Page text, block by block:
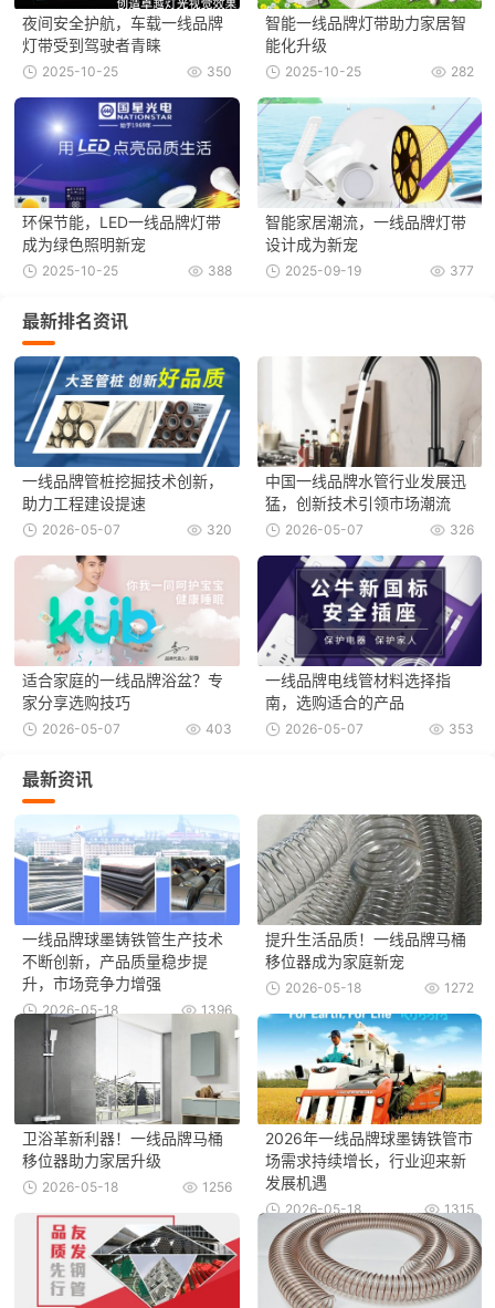
夜间安全护航，车载一线品牌
灯带受到驾驶者青睐
350
2025-10-25
智能一线品牌灯带助力家居智
能化升级
282
2025-10-25
环保节能，LED一线品牌灯带
成为绿色照明新宠
388
2025-10-25
智能家居潮流，一线品牌灯带
设计成为新宠
377
2025-09-19
最新排名资讯
一线品牌管桩挖掘技术创新，
助力工程建设提速
320
2026-05-07
中国一线品牌水管行业发展迅
猛，创新技术引领市场潮流
326
2026-05-07
适合家庭的一线品牌浴盆？专
家分享选购技巧
403
2026-05-07
一线品牌电线管材料选择指
南，选购适合的产品
353
2026-05-07
最新资讯
一线品牌球墨铸铁管生产技术
不断创新，产品质量稳步提
升，市场竞争力增强
1396
2026-05-18
提升生活品质！一线品牌马桶
移位器成为家庭新宠
1272
2026-05-18
卫浴革新利器！一线品牌马桶
移位器助力家居升级
1256
2026-05-18
2026年一线品牌球墨铸铁管市
场需求持续增长，行业迎来新
发展机遇
1315
2026-05-18